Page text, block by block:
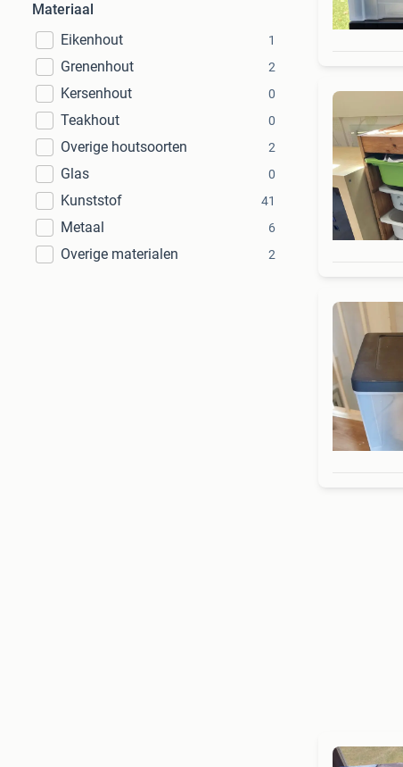
Materiaal
Eikenhout
1
Grenenhout 2
Kersenhout 0
Teakhout 0
Overige houtsoorten 2
Glas 0
Kunststof 41
Metaal 6
Overige materialen 2